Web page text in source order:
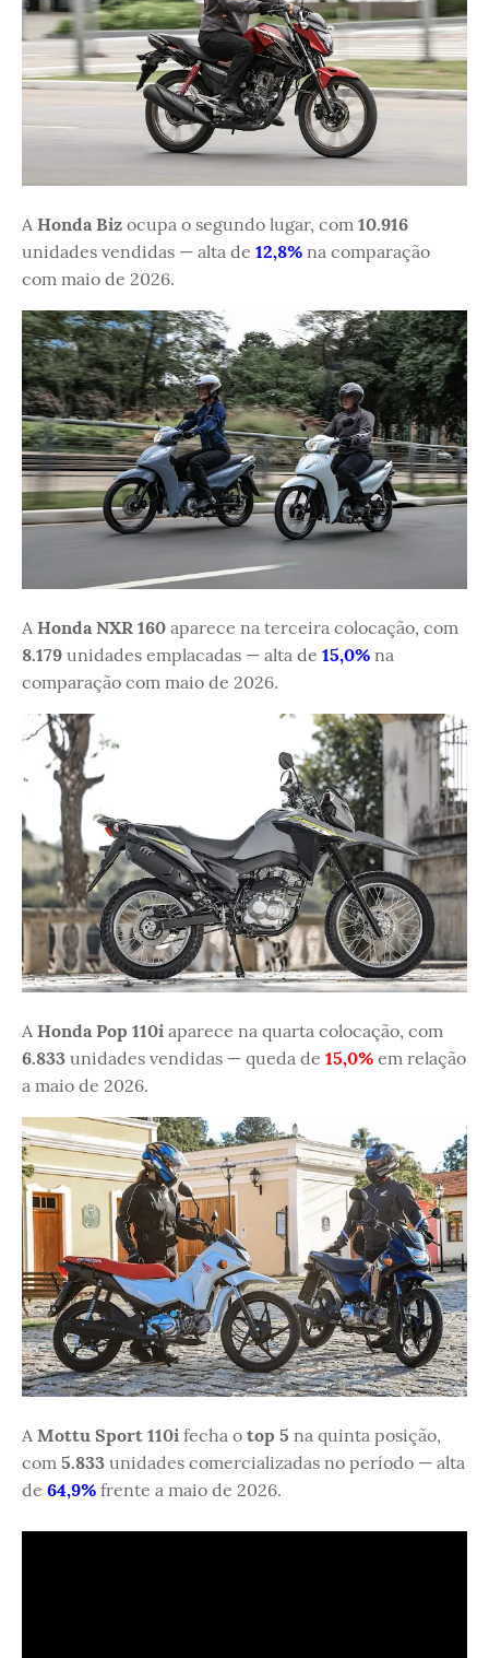
A Honda Biz ocupa o segundo lugar, com 10.916
unidades vendidas — alta de 12,8% na comparação
com maio de 2026.
A Honda NXR 160 aparece na terceira colocação, com
8.179 unidades emplacadas — alta de 15,0% na
comparação com maio de 2026.
A Honda Pop 110i aparece na quarta colocação, com
6.833 unidades vendidas — queda de 15,0% em relação
a maio de 2026.
A Mottu Sport 110i fecha o top 5 na quinta posição,
com 5.833 unidades comercializadas no período — alta
de 64,9% frente a maio de 2026.